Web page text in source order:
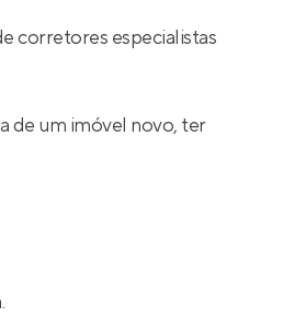
corretores especialistas
de um imóvel novo, ter